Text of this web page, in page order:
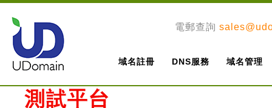
電郵查詢
域名註冊 DNS服務 域名管理